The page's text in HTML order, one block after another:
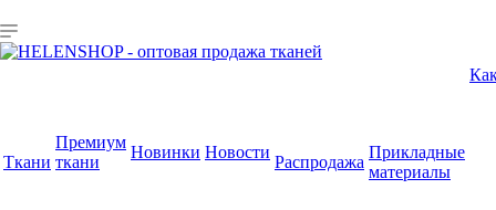
Ткани
Премиум
ткани
Новинки Новости
Распродажа
Прикладные
материалы